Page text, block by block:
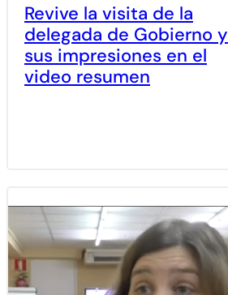
Revive la visita de la
delegada de Gobierno y
sus impresiones en el
video resumen